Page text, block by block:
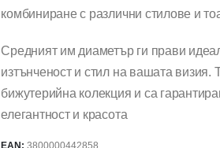
комбиниране с различни стилове и
Средният им диаметър ги прави
изтънченост и стил на вашата
бижутерийна колекция и са
елегантност и красота
EAN:3800000442858